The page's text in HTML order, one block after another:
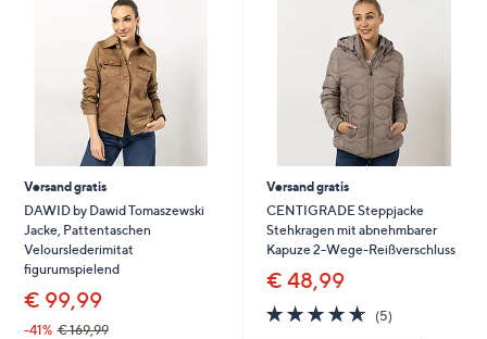
Versand gratis
DAWID by Dawid Tomaszewski
Jacke, Pattentaschen
Velourslederimitat
figurumspielend
€ 99,99
-41% € 169,99
Versand gratis
CENTIGRADE Steppjacke
Stehkragen mit abnehmbarer
Kapuze 2-Wege-Reißverschluss
€ 48,99
4.6
von
(5)5